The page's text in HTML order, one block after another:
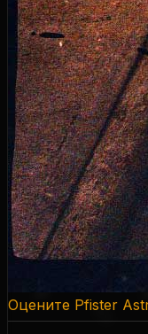
Оцените Pfister